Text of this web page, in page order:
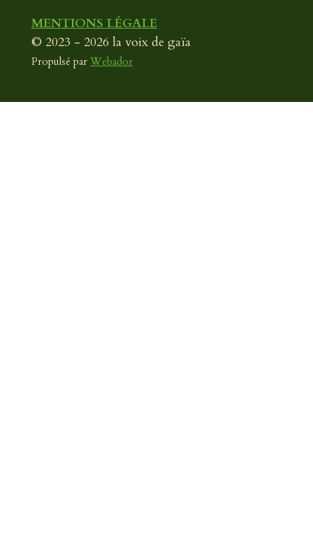
MENTIONS LÉGALE
© 2023 - 2026 la voix de gaïa
Propulsé par Webador